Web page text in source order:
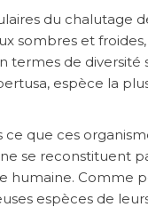
du chalutage
sombres et
de diversité
espèce la
que ces
se reconstituent
humaine. Comme
espèces de